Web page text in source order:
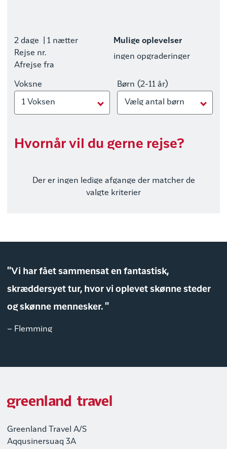
2 dage
| 1 nætter
Rejse nr.
Afrejse fra
Mulige oplevelser
ingen opgraderinger
Voksne
1 Voksen
Børn (2-11 år)
Vælg antal børn
Hvornår vil du gerne rejse?
Der er ingen ledige afgange der matcher de
valgte kriterier
"Vi har fået sammensat en fantastisk,
skræddersyet tur, hvor vi oplevet skønne steder
og skønne mennesker. "
– Flemming
Greenland Travel A/S
Aqqusinersuaq 3A